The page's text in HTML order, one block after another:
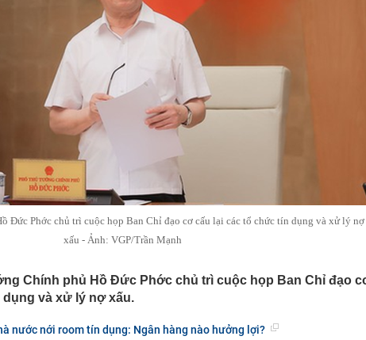
viên tàu cao tốc quỳ gối 1h an ủi khách: 7 năm sau ở khách sạn 5
nhiều hơn ở nhà, bay hạng thương gia
bà 70 tuổi có xương trẻ khỏe như phụ nữ 30, bác sĩ kinh ngạc khi
nhà chứa đựng tâm huyết của NSND Tự Long
vàng vượt 4.300 USD/ounce, chuyên gia dự báo đỉnh mới
doanh nghiệp dầu khí đem hơn 42.200 tỷ đồng gửi ngân hàng
khuyên cho những người không rút điện ấm siêu tốc trước khi ngủ
Đức Phớc chủ trì cuộc họp Ban Chỉ đạo cơ cấu lại các tổ chức tín dụng và xử lý nợ
xấu - Ảnh: VGP/Trần Mạnh
Chính phủ Hồ Đức Phớc chủ trì cuộc họp Ban Chỉ đạo
và xử lý nợ xấu.
nước nới room tín dụng: Ngân hàng nào hưởng lợi?